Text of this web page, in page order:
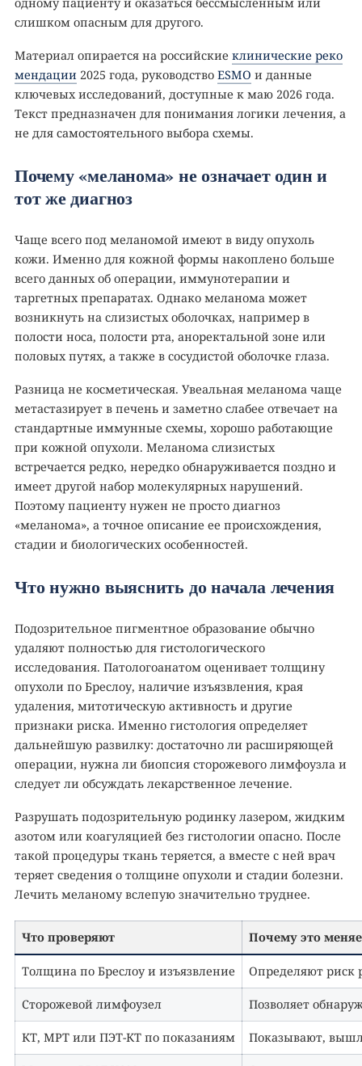
слишком опасным для другого.
Материал опирается на российские клинические реко
мендации 2025 года, руководство ESMO и данные
ключевых исследований, доступные к маю 2026 года.
Текст предназначен для понимания логики лечения, а
не для самостоятельного выбора схемы.
Почему «меланома» не означает один и
тот же диагноз
Чаще всего под меланомой имеют в виду опухоль
кожи. Именно для кожной формы накоплено больше
всего данных об операции, иммунотерапии и
таргетных препаратах. Однако меланома может
возникнуть на слизистых оболочках, например в
полости носа, полости рта, аноректальной зоне или
половых путях, а также в сосудистой оболочке глаза.
Разница не косметическая. Увеальная меланома чаще
метастазирует в печень и заметно слабее отвечает на
стандартные иммунные схемы, хорошо работающие
при кожной опухоли. Меланома слизистых
встречается редко, нередко обнаруживается поздно и
имеет другой набор молекулярных нарушений.
Поэтому пациенту нужен не просто диагноз
«меланома», а точное описание ее происхождения,
стадии и биологических особенностей.
Что нужно выяснить до начала лечения
Подозрительное пигментное образование обычно
удаляют полностью для гистологического
исследования. Патологоанатом оценивает толщину
опухоли по Бреслоу, наличие изъязвления, края
удаления, митотическую активность и другие
признаки риска. Именно гистология определяет
дальнейшую развилку: достаточно ли расширяющей
операции, нужна ли биопсия сторожевого лимфоузла и
следует ли обсуждать лекарственное лечение.
Разрушать подозрительную родинку лазером, жидким
азотом или коагуляцией без гистологии опасно. После
такой процедуры ткань теряется, а вместе с ней врач
теряет сведения о толщине опухоли и стадии болезни.
Лечить меланому вслепую значительно труднее.
Что проверяют Почему это
Толщина по Бреслоу и изъязвление Определяют риск
Сторожевой лимфоузел Позволяет
КТ, МРТ или ПЭТ-КТ по показаниям Показывают,